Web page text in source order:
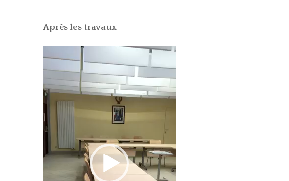
Après les travaux
vidéo